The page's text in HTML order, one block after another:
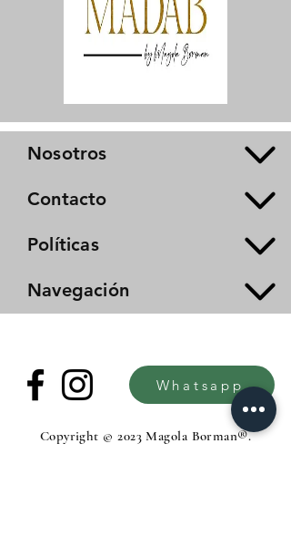
Nosotros
Contacto
Políticas
Navegación
Whatsapp
Copyright © 2023 Magola Borman®.